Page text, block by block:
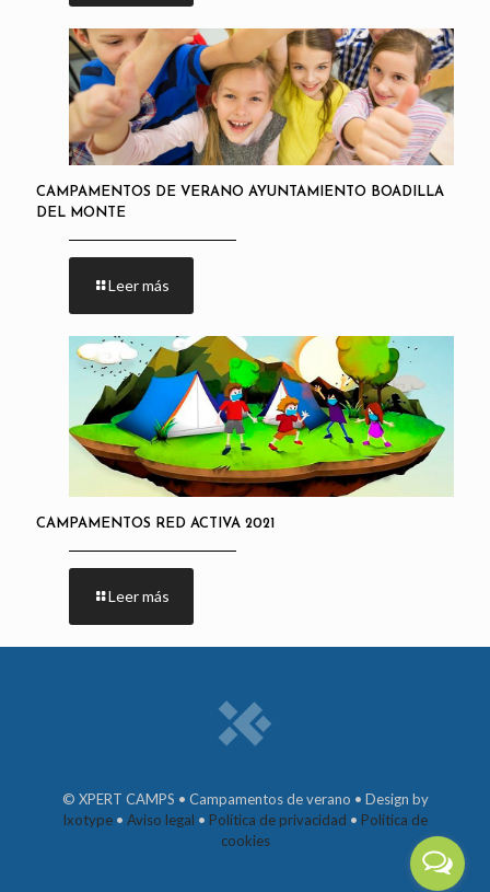
CAMPAMENTOS DE VERANO AYUNTAMIENTO BOADILLA
DEL MONTE
Leer más
CAMPAMENTOS RED ACTIVA 2021
Leer más
© XPERT CAMPS • Campamentos de verano • Design by
Ixotype • Aviso legal • Política de privacidad • Política de
cookies